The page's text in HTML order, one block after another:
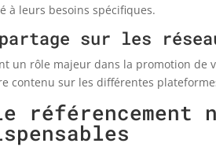
à leurs besoins spécifiques.
sur les
un rôle majeur dans la promotion de
contenu sur les différentes